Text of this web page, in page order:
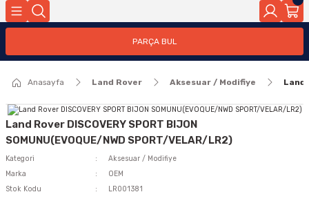
PARÇA BUL
Anasayfa Land Rover Aksesuar / Modifiye Land
Land Rover DISCOVERY SPORT BIJON
SOMUNU(EVOQUE/NWD SPORT/VELAR/LR2)
Kategori
Aksesuar / Modifiye
Marka
OEM
Stok Kodu
LR001381